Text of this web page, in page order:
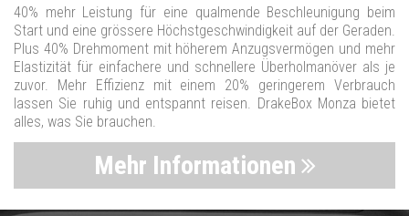
40% mehr Leistung für eine qualmende Beschleunigung beim
Start und eine grössere Höchstgeschwindigkeit auf der Geraden.
Plus 40% Drehmoment mit höherem Anzugsvermögen und mehr
Elastizität für einfachere und schnellere Überholmanöver als je
zuvor. Mehr Effizienz mit einem 20% geringerem Verbrauch
lassen Sie ruhig und entspannt reisen. DrakeBox Monza bietet
alles, was Sie brauchen.
Mehr Informationen